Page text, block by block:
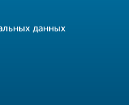
данных